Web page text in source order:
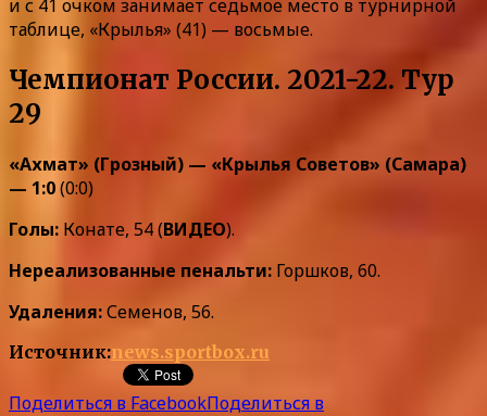
и с 41 очком занимает седьмое место в турнирной
таблице, «Крылья» (41) — восьмые.
Чемпионат России. 2021-22. Тур
29
«Ахмат» (Грозный) — «Крылья Советов» (Самара)
— 1:0(0:0)
Голы: Конате, 54 (ВИДЕО).
Нереализованные пенальти: Горшков, 60.
Удаления:Семенов, 56.
Источник:news.sportbox.ru
Поделиться в FacebookПоделиться в